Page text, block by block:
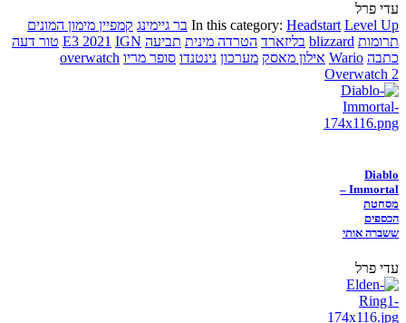
עדי פרל
In this category: Headstart Level Up בר גיימינג קמפיין מימון המונים
תרומות blizzard בליזארד הטרדה מינית תביעה E3 2021 IGN
טור דעה
כתבה Wario אילון מאסק מערכון נינטנדו סופר מריו overwatch
Overwatch 2
Diablo
Immortal –
מסחטת
הכספים
ששברה אותי
עדי פרל